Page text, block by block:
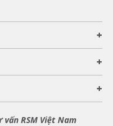
+
+
+
vấn RSM Việt Nam